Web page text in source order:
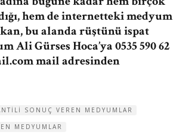
hem de internetteki medyum
bu alanda rüştünü ispat
Ali Gürses Hoca’ya 0535 590 62
mail adresinden
SONUÇ VEREN MEDYUMLAR
MEDYUMLAR